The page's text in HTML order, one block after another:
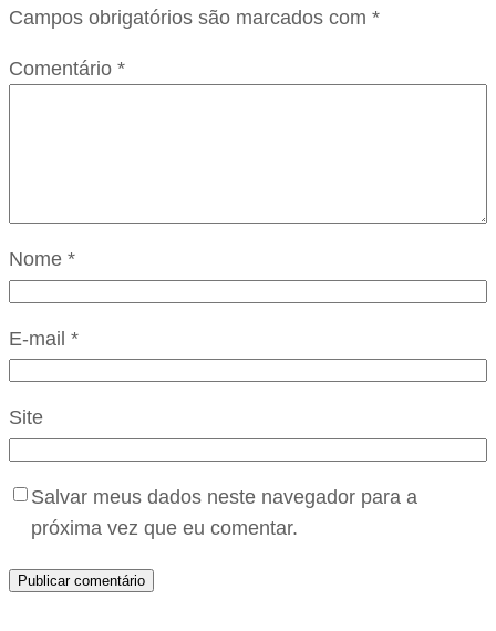
Campos obrigatórios são marcados com *
Comentário *
Nome *
E-mail *
Site
Salvar meus dados neste navegador para a
próxima vez que eu comentar.